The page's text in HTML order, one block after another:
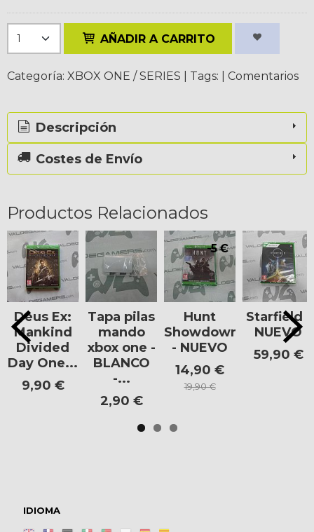
IDIOMA
AÑADIR A CARRITO
Categoría: XBOX ONE / SERIES Tags: Comentarios
Descripción
Costes de Envío
Productos Relacionados
Deus Ex:
Mankind
Divided
Day One...
9,90 €
Tapa pilas
mando
xbox one -
BLANCO
-...
2,90 €
-5 €
Hunt
Showdown
- NUEVO
14,90 €
19,90 €
Starfield -
NUEVO
59,90 €